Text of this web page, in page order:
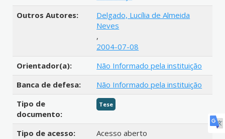
Outros Autores:
Delgado, Lucília de Almeida
Neves
,
2004-07-08
Orientador(a):
Não Informado pela instituição
Banca de defesa:
Não Informado pela instituição
Tipo de
documento:
Tese
Tipo de acesso:
Acesso aberto